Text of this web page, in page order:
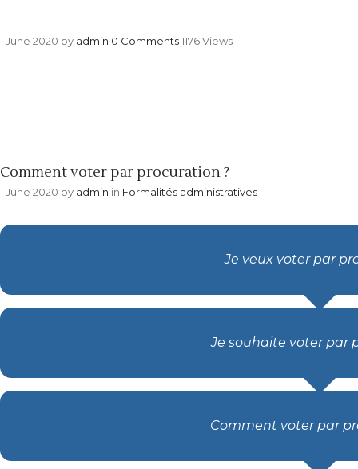
1 June 2020 by admin 0 Comments1176 Views
Comment voter par procuration ?
1 June 2020 by admin in Formalités administratives
Je veux voter par
Je souhaite voter par
Comment voter par